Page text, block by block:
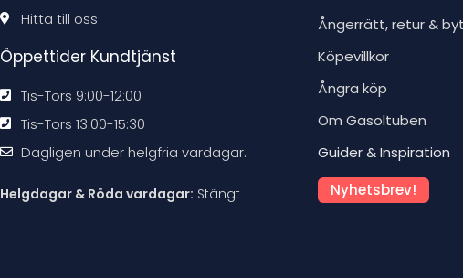
Hitta till oss
Öppettider Kundtjänst
Tis-Tors 9:00-12:00
Tis-Tors 13:00-15:30
Dagligen under helgfria vardagar.
Helgdagar & Röda vardagar: Stängt
Ångerrätt, retur &
Köpevillkor
Ångra köp
Om Gasoltuben
Guider & Inspiration
Nyhetsbrev!